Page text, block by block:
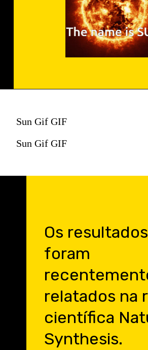
Sun Gif GIF
Sun Gif GIF
Os resultados
foram
relatados na
científica
Synthesis.